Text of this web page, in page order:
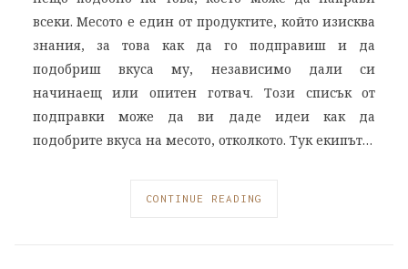
всеки. Месото е един от продуктите, който изисква
знания, за това как да го подправиш и да
подобриш вкуса му, независимо дали си
начинаещ или опитен готвач. Този списък от
подправки може да ви даде идеи как да
подобрите вкуса на месото, отколкото. Тук екипът…
CONTINUE READING